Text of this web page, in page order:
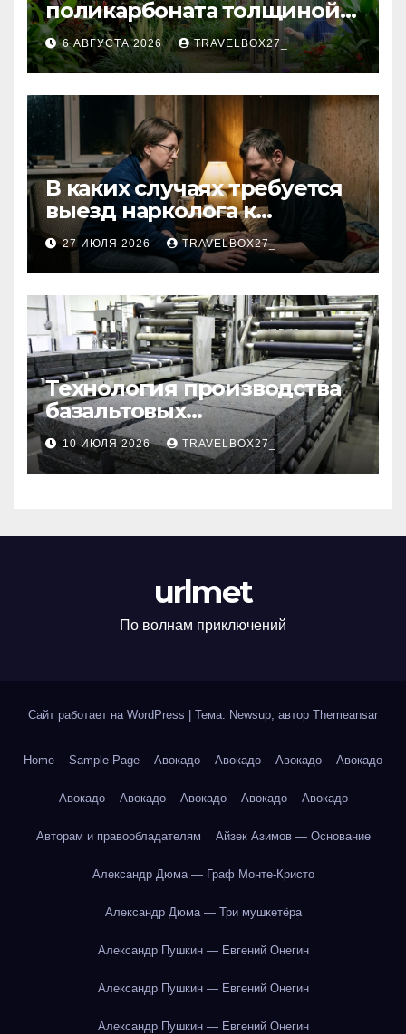
поликарбоната толщиной 4
и 6 мм
6 АВГУСТА 2026 TRAVELBOX27_
В каких случаях требуется
выезд нарколога к
пациенту
27 ИЮЛЯ 2026 TRAVELBOX27_
Технология производства
базальтовых
теплоизоляционных плит
по ГОСТ
10 ИЮЛЯ 2026 TRAVELBOX27_
urlmet
По волнам приключений
Сайт работает на WordPress Тема: Newsup, автор Themeansar
Home Sample Page Авокадо Авокадо Авокадо Авокадо
Авокадо Авокадо Авокадо Авокадо Авокадо
Авторам и правообладателям Айзек Азимов — Основание
Александр Дюма — Граф Монте-Кристо
Александр Дюма — Три мушкетёра
Александр Пушкин — Евгений Онегин
Александр Пушкин — Евгений Онегин
Александр Пушкин — Евгений Онегин